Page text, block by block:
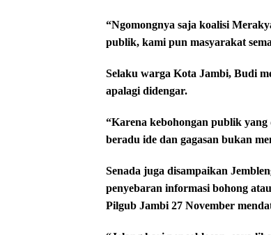
“Ngomongnya saja koalisi
publik, kami pun masyarakat
Selaku warga Kota Jambi, Budi
apalagi didengar.
“Karena kebohongan publik
beradu ide dan gagasan bukan
Senada juga disampaikan
penyebaran informasi bohong
Pilgub Jambi 27 November